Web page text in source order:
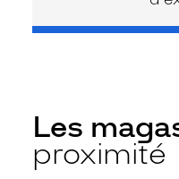
Les
proximité